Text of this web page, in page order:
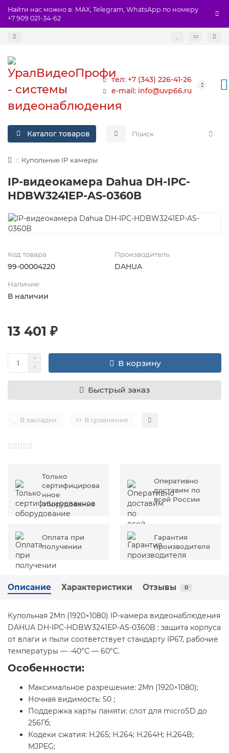
Найти нас можно в: MAX, Telegram, WhatsApp по номеру
+7 909 021-34-62
тел: +7 (343) 226-41-26
e-mail: info@uvp66.ru
Каталог товаров
Купольные IP камеры
IP-видеокамера Dahua DH-IPC-
HDBW3241EP-AS-0360B
Код товара
99-00004220
Производитель
DAHUA
Наличие:
В наличии
13 401 ₽
В корзину
Быстрый заказ
В закладки В сравнение
Только
сертифицирова
нное
оборудование
Оперативно
доставим по
всей России
Оплата при
получении
Гарантия
производителя
Описание Характеристики Отзывы 0
Купольная 2Мп (1920×1080) IP-камера видеонаблюдения
DAHUA DH-IPC-HDBW3241EP-AS-0360B : защита корпуса
от влаги и пыли соответствует стандарту IP67, рабочие
температуры — -40°С — 60°С.
Особенности:
Максимальное разрешение: 2Мп (1920×1080);
Ночная видимость: 50 ;
Поддержка карты памяти: слот для microSD до
256Гб;
Кодеки сжатия: H.265; H.264; H.264H; H.264B;
MJPEG;